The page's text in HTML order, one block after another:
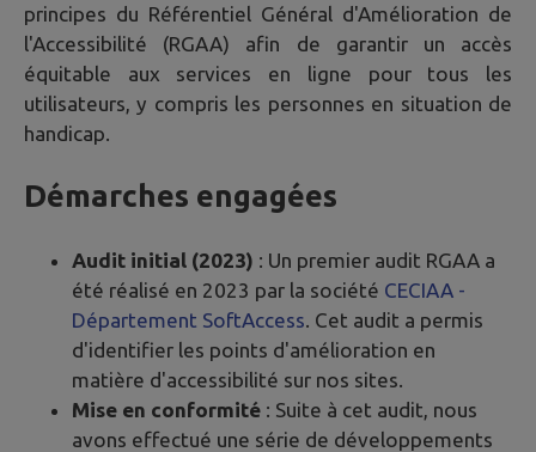
principes du Référentiel Général d'Amélioration de
l'Accessibilité (RGAA) afin de garantir un accès
équitable aux services en ligne pour tous les
utilisateurs, y compris les personnes en situation de
handicap.
Démarches engagées
Audit initial (2023) : Un premier audit RGAA a
été réalisé en 2023 par la société CECIAA -
Département SoftAccess . Cet audit a permis
d'identifier les points d'amélioration en
matière d'accessibilité sur nos sites.
Mise en conformité : Suite à cet audit, nous
avons effectué une série de développements